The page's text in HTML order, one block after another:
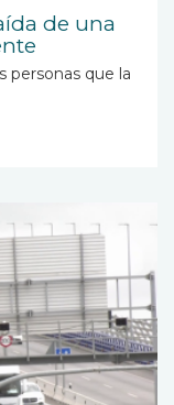
de una
personas que la